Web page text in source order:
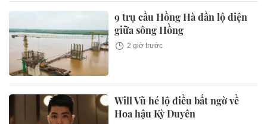
9 trụ cầu Hồng Hà dần lộ diện
giữa sông Hồng
2 giờ trước
Will Vũ hé lộ điều bất ngờ về
Hoa hậu Kỳ Duyên